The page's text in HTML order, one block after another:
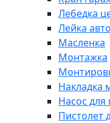
Лебедка
Лейка
Масленка
Монтажка
Накладка
Насос
Пистолет